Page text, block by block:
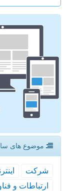
موضوع های
شركت
ارتباطات و